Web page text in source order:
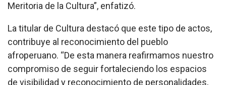
Meritoria de la Cultura”, enfatizó.
La titular de Cultura destacó que este tipo de actos,
contribuye al reconocimiento del pueblo
afroperuano. “De esta manera reafirmamos nuestro
compromiso de seguir fortaleciendo los espacios
de visibilidad y reconocimiento de personalidades,